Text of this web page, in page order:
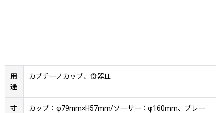
用
途
カプチーノカップ、食器皿
寸
カップ：φ79mm×H57mm/ソーサー：φ160mm、プレー